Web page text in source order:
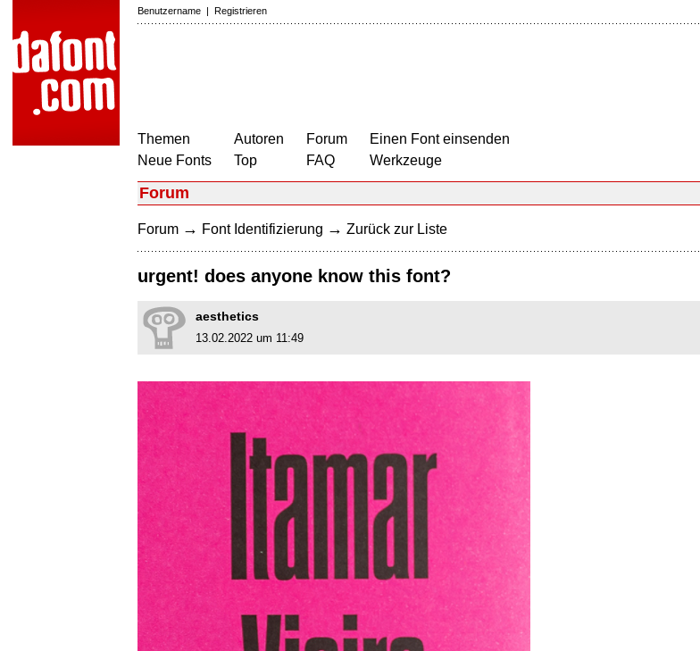
Benutzername | Registrieren
Themen
Neue Fonts
Autoren
Top
Forum
FAQ
Einen Font einsenden
Werkzeuge
Forum
Forum → Font Identifizierung → Zurück zur Liste
urgent! does anyone know this font?
aesthetics
13.02.2022 um 11:49